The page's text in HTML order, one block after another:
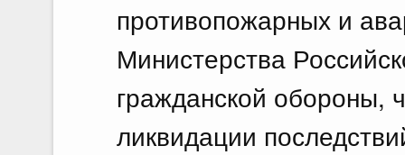
противопожарных и
Министерства
гражданской обороны,
ликвидации